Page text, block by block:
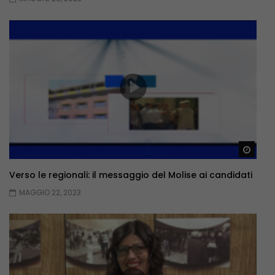
Verso le regionali: il messaggio del Molise ai candidati
MAGGIO 22, 2023